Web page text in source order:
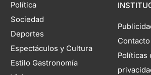
Política
Sociedad
Deportes
Espectáculos y Cultura
Estilo Gastronomía
Contacto
Políticas